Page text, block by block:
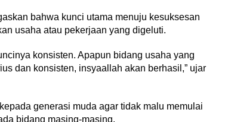
bahwa kunci utama menuju kesuksesan
usaha atau pekerjaan yang digeluti.
konsisten. Apapun bidang usaha yang
dan konsisten, insyaallah akan berhasil,” ujar
generasi muda agar tidak malu memulai
bidang masing-masing.